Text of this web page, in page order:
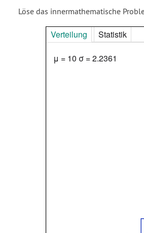
Löse das innermathematische
Verteilung Statistik
μ = 10 σ = 2.2361